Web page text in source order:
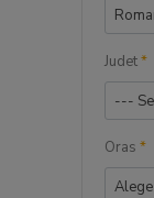
Judet*
---
Oras *